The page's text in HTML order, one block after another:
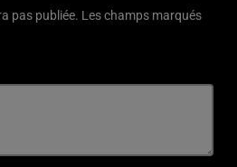
pas publiée. Les champs marqués